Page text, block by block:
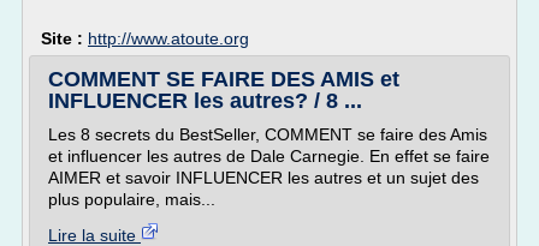
Site : http://www.atoute.org
COMMENT SE FAIRE DES AMIS et
INFLUENCER les autres? / 8 ...
Les 8 secrets du BestSeller, COMMENT se faire des Amis
et influencer les autres de Dale Carnegie. En effet se faire
AIMER et savoir INFLUENCER les autres et un sujet des
plus populaire, mais...
Lire la suite